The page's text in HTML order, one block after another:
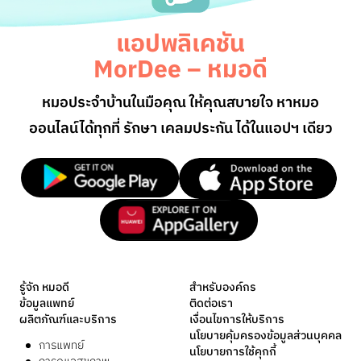
แอปพลิเคชัน
MorDee – หมอดี
หมอประจำบ้านในมือคุณ ให้คุณสบายใจ หาหมอ
ออนไลน์ได้ทุกที่ รักษา เคลมประกัน ได้ในแอปฯ เดียว
รู้จัก หมอดี
ข้อมูลแพทย์
ผลิตภัณฑ์และบริการ
การแพทย์
สำหรับองค์กร
ติดต่อเรา
เงื่อนไขการให้บริการ
นโยบายคุ้มครองข้อมูลส่วนบุคคล
นโยบายการใช้คุกกี้